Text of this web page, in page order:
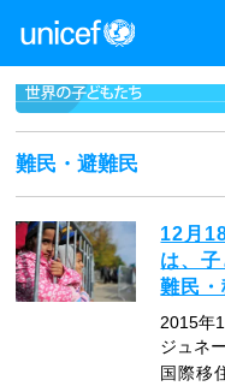
難民・避難民
12月
は、
難民
2015年
ジュネ
国際移